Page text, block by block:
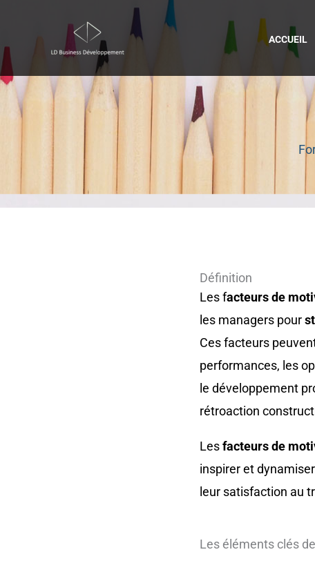
contenu
ACCUEIL
Définition
Les facteurs de
les managers pour
Ces facteurs
performances, les
le développement
rétroaction
Lesfacteurs de
inspirer et
leur satisfaction au
Les éléments clés